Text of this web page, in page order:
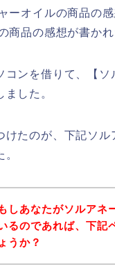
ーオイルの商品の
商品の感想が書か
コンを借りて、【
した。
けたのが、下記ソ
しあなたがソルアネ
るのであれば、下記
うか？